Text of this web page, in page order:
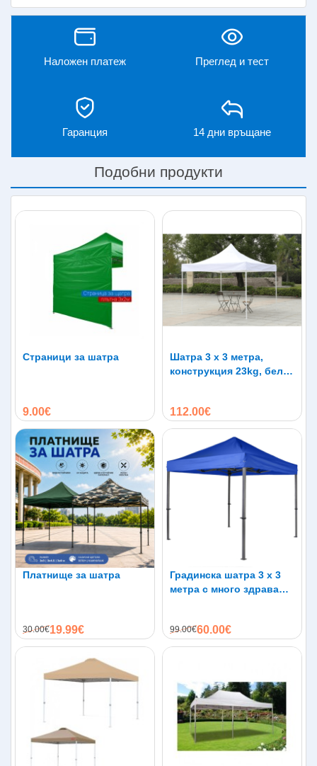
Наложен платеж Преглед и тест
Гаранция 14 дни връщане
Подобни продукти
Страници за шатра
9.00€
Шатра 3 x 3 метра,
конструкция 23kg, бели
112.00€
Платнище за шатра
30.00€19.99€
Градинска шатра 3 х 3
метра с много здрава
99.00€60.00€